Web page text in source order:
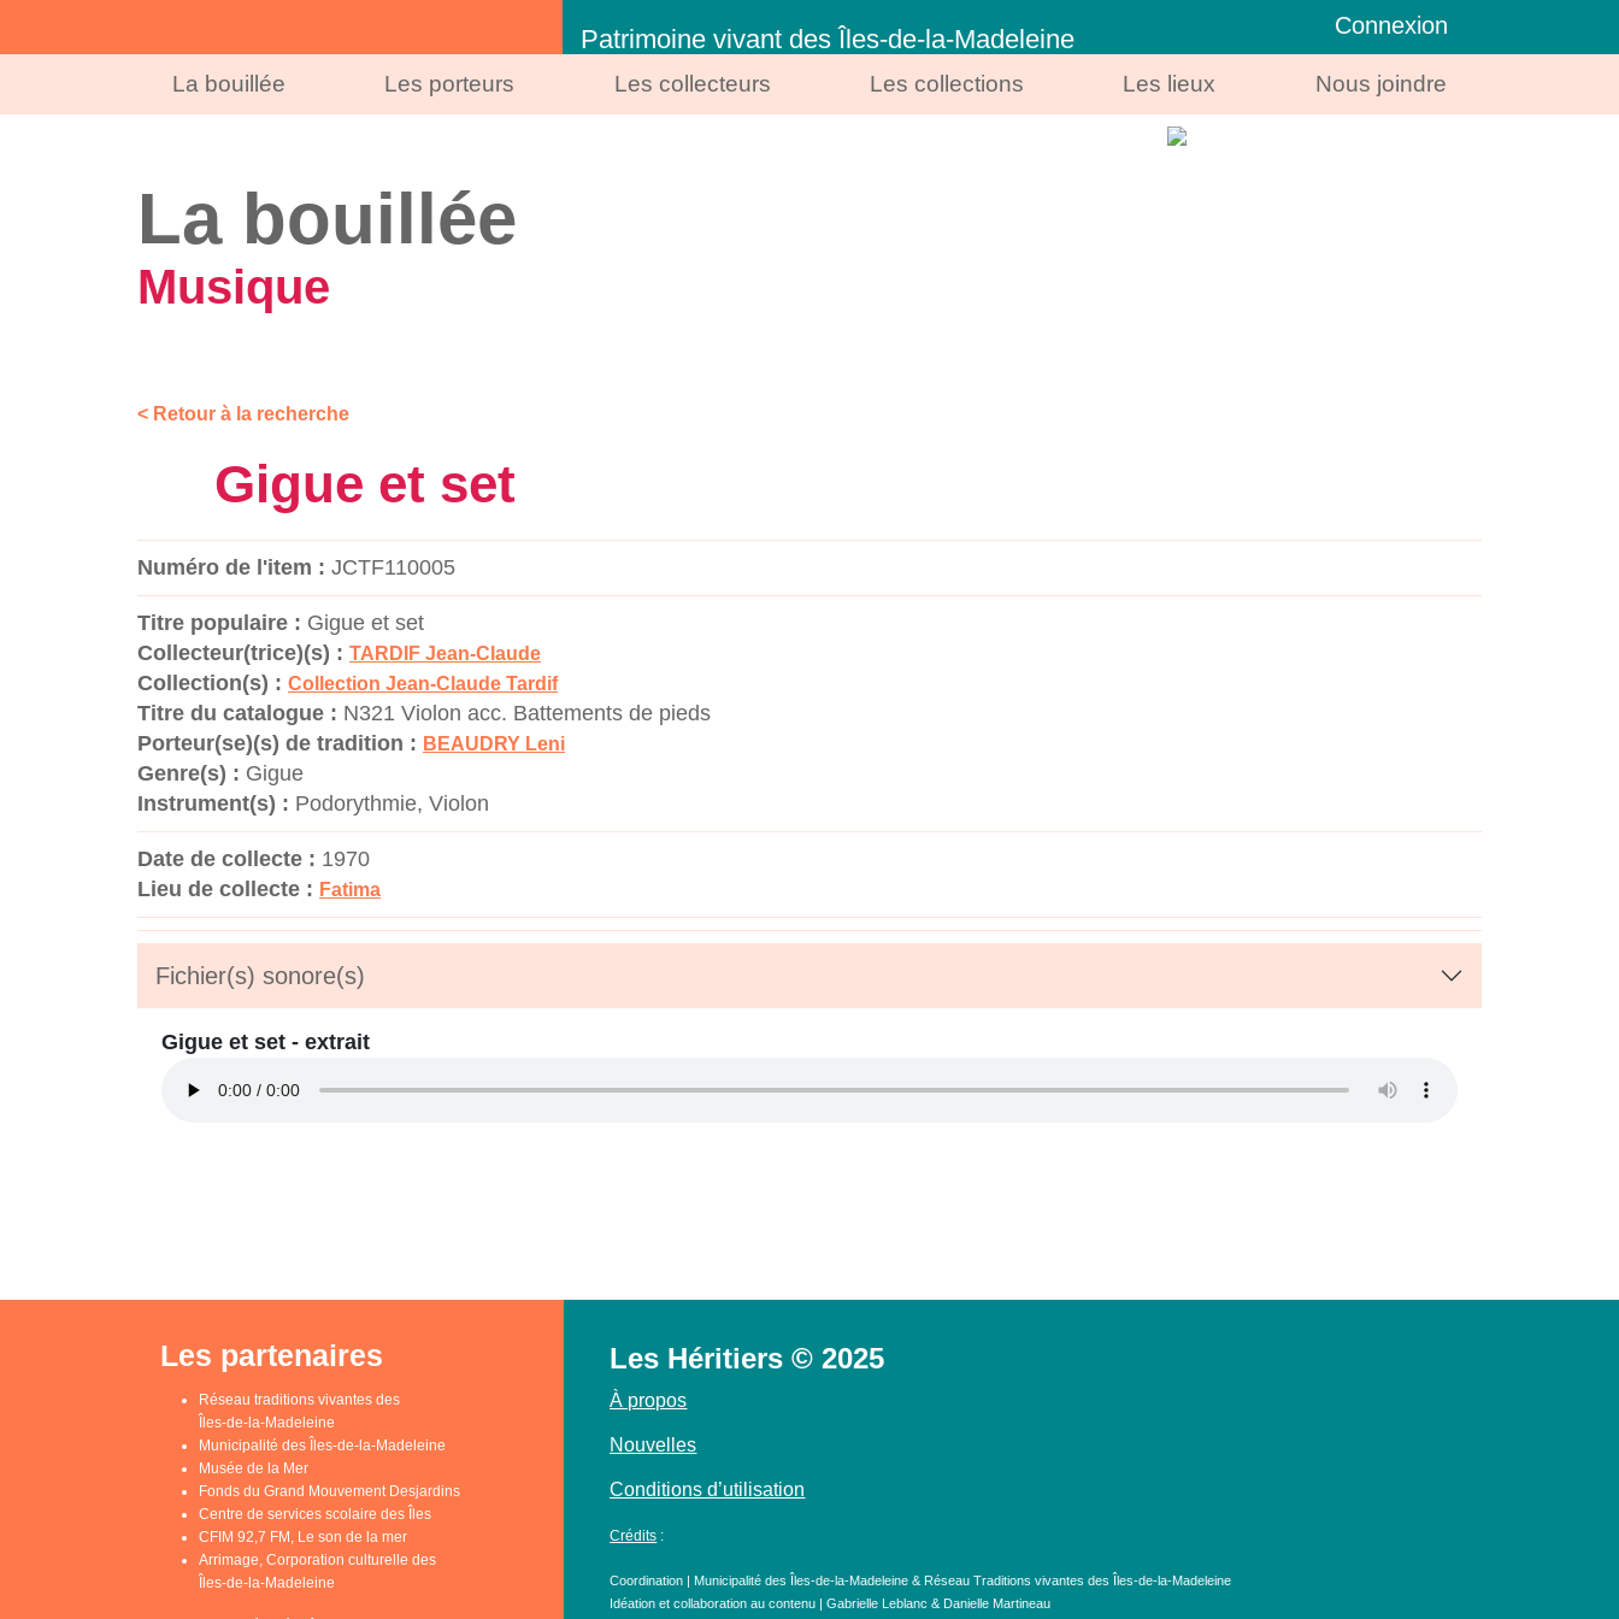
Patrimoine vivant des Îles-de-la-Madeleine Connexion
La bouillée Les porteurs Les collecteurs Les collections Les lieux Nous joindre
La bouillée
Musique
< Retour à la recherche
Gigue et set
Numéro de l'item : JCTF110005
Titre populaire : Gigue et set
Collecteur(trice)(s) : TARDIF Jean-Claude
Collection(s) : Collection Jean-Claude Tardif
Titre du catalogue : N321 Violon acc. Battements de pieds
Porteur(se)(s) de tradition : BEAUDRY Leni
Genre(s) : Gigue
Instrument(s) : Podorythmie, Violon
Date de collecte : 1970
Lieu de collecte : Fatima
Fichier(s) sonore(s)
Gigue et set - extrait
Les partenaires
Réseau traditions vivantes des
Îles-de-la-Madeleine
Municipalité des Îles-de-la-Madeleine
Musée de la Mer
Fonds du Grand Mouvement Desjardins
Centre de services scolaire des Îles
CFIM 92,7 FM, Le son de la mer
Arrimage, Corporation culturelle des
Îles-de-la-Madeleine
Les Héritiers © 2025
À propos
Nouvelles
Conditions d’utilisation
Crédits :
Coordination | Municipalité des Îles-de-la-Madeleine & Réseau Traditions vivantes des Îles-de-la-Madeleine
Idéation et collaboration au contenu | Gabrielle Leblanc & Danielle Martineau